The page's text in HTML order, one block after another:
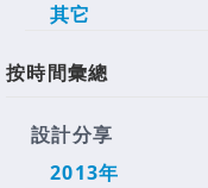
其它
按時間彙總
設計分享
2013年